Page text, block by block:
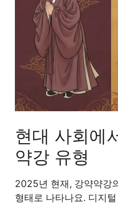
현대 사회에
약강 유형
2025년 현재, 강약약강
형태로 나타나요. 디지